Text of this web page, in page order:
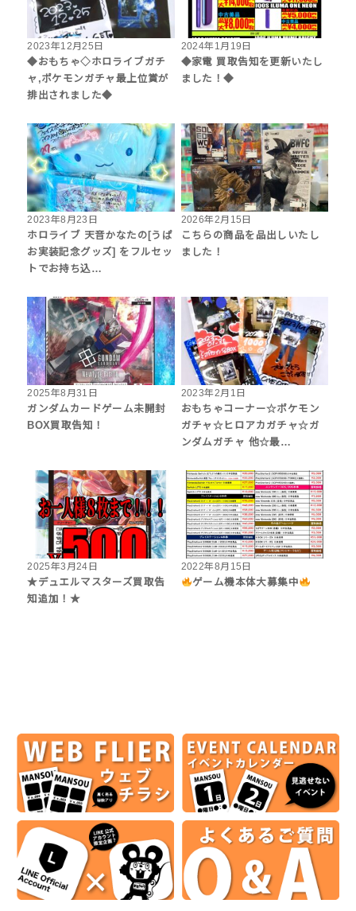
2023年12月25日
◆おもちゃ◇ホロライブガチ
ャ,ポケモンガチャ最上位賞が
排出されました◆
2024年1月19日
◆家電 買取告知を更新いたし
ました！◆
2023年8月23日
ホロライブ 天音かなたの[うぱ
お実装記念グッズ] をフルセッ
トでお持ち込…
2026年2月15日
こちらの商品を品出しいたし
ました！
2025年8月31日
ガンダムカードゲーム未開封
BOX買取告知！
2023年2月1日
おもちゃコーナー☆ポケモン
ガチャ☆ヒロアカガチャ☆ガ
ンダムガチャ 他☆最…
2025年3月24日
★デュエルマスターズ買取告
知追加！★
2022年8月15日
ゲーム機本体大募集中